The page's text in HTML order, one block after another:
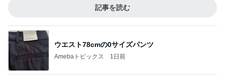
記事を読む
ウエスト78cmの0サイズパンツ
Amebaトピックス 1日前